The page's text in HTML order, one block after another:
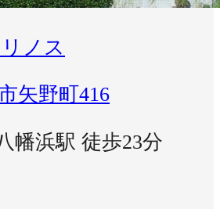
ノス
矢野町416
幡浜駅 徒歩23分